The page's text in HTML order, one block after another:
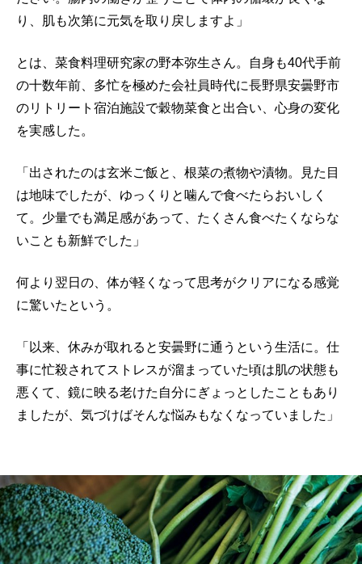
り、肌も次第に元気を取り戻しますよ」
とは、菜食料理研究家の野本弥生さん。自身も40代手前
の十数年前、多忙を極めた会社員時代に長野県安曇野市
のリトリート宿泊施設で穀物菜食と出合い、心身の変化
を実感した。
「出されたのは玄米ご飯と、根菜の煮物や漬物。見た目
は地味でしたが、ゆっくりと噛んで食べたらおいしく
て。少量でも満足感があって、たくさん食べたくならな
いことも新鮮でした」
何より翌日の、体が軽くなって思考がクリアになる感覚
に驚いたという。
「以来、休みが取れると安曇野に通うという生活に。仕
事に忙殺されてストレスが溜まっていた頃は肌の状態も
悪くて、鏡に映る老けた自分にぎょっとしたこともあり
ましたが、気づけばそんな悩みもなくなっていました」